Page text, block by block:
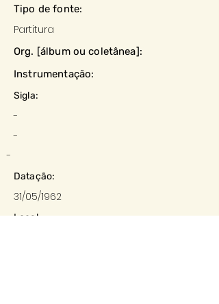
Tipo de fonte:
Partitura
Org. [álbum ou coletânea]:
Instrumentação:
Sigla:
-
-
-
Datação:
31/05/1962
Local: